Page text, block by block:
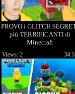
PROVO i GLITCH
più TERRIFICANTI di
Minecraft
Views: 2